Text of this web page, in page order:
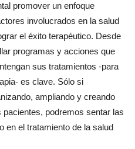
promover un enfoque
involucrados en la salud
el éxito terapéutico. Desde
programas y acciones que
sus tratamientos -para
es clave. Sólo si
ampliando y creando
podremos sentar las
en el tratamiento de la salud